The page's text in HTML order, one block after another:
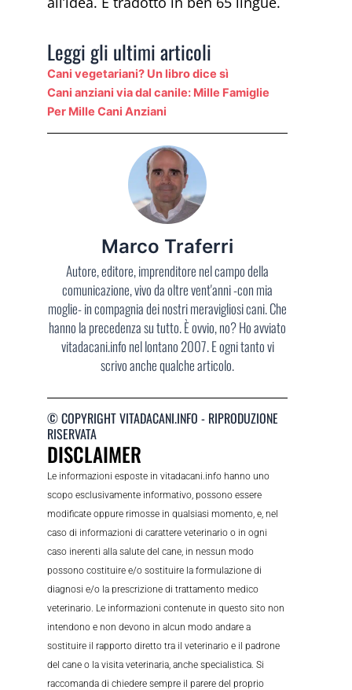
Leggi gli ultimi articoli
Cani vegetariani? Un libro dice sì
Cani anziani via dal canile: Mille Famiglie
Per Mille Cani Anziani
Marco Traferri
Autore, editore, imprenditore nel campo della
comunicazione, vivo da oltre vent'anni -con mia
moglie- in compagnia dei nostri meravigliosi cani. Che
hanno la precedenza su tutto. È ovvio, no? Ho avviato
vitadacani.info nel lontano 2007. E ogni tanto vi
scrivo anche qualche articolo.
© COPYRIGHT VITADACANI.INFO - RIPRODUZIONE
RISERVATA
DISCLAIMER
Le informazioni esposte in vitadacani.info hanno uno
scopo esclusivamente informativo, possono essere
modificate oppure rimosse in qualsiasi momento, e, nel
caso di informazioni di carattere veterinario o in ogni
caso inerenti alla salute del cane, in nessun modo
possono costituire e/o sostituire la formulazione di
diagnosi e/o la prescrizione di trattamento medico
veterinario. Le informazioni contenute in questo sito non
intendono e non devono in alcun modo andare a
sostituire il rapporto diretto tra il veterinario e il padrone
del cane o la visita veterinaria, anche specialistica. Si
raccomanda di chiedere sempre il parere del proprio